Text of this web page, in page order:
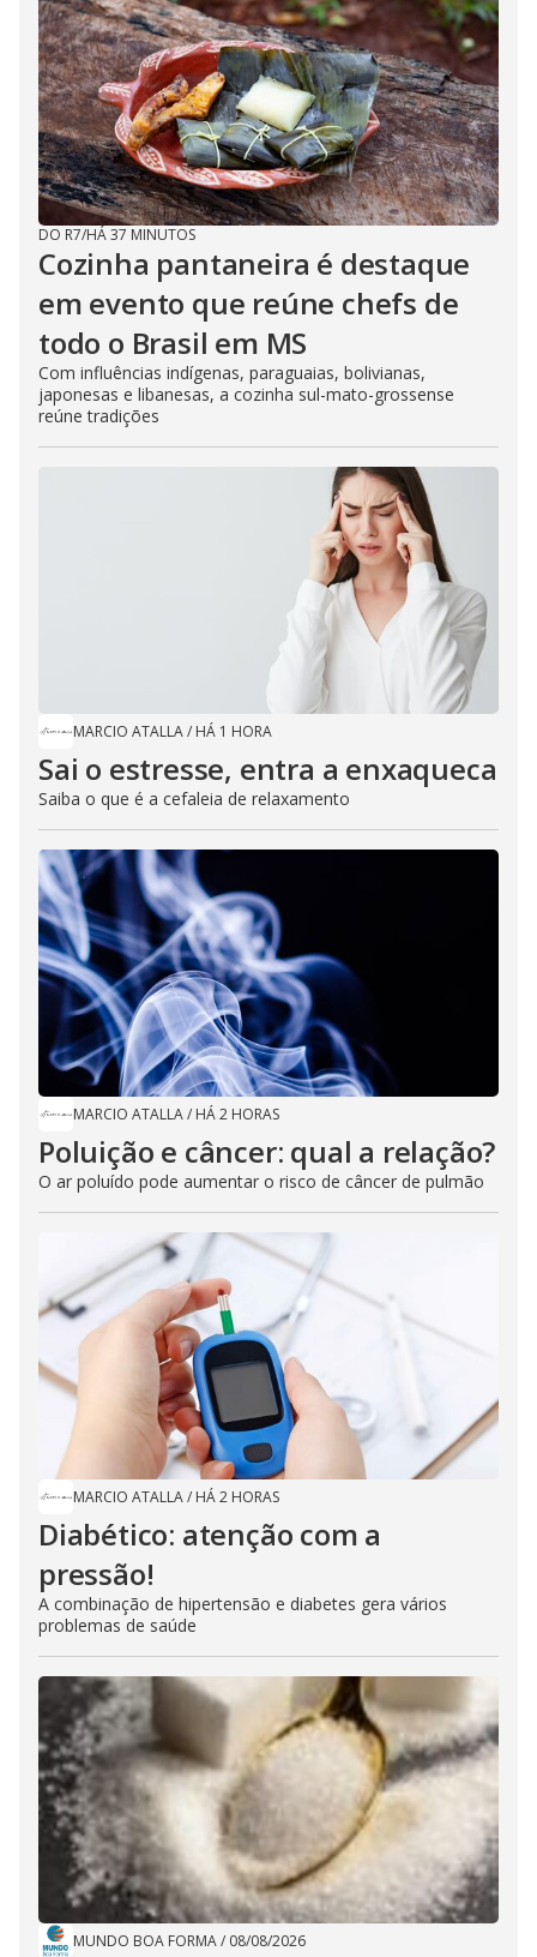
DO R7/HÁ 37 MINUTOS
Cozinha pantaneira é destaque
em evento que reúne chefs de
todo o Brasil em MS
Com influências indígenas, paraguaias, bolivianas,
japonesas e libanesas, a cozinha sul-mato-grossense
reúne tradições
MARCIO ATALLA/ HÁ 1 HORA
Sai o estresse, entra a enxaqueca
Saiba o que é a cefaleia de relaxamento
MARCIO ATALLA/ HÁ 2 HORAS
Poluição e câncer: qual a relação?
O ar poluído pode aumentar o risco de câncer de pulmão
MARCIO ATALLA/ HÁ 2 HORAS
Diabético: atenção com a
pressão!
A combinação de hipertensão e diabetes gera vários
problemas de saúde
MUNDO BOA FORMA/ 08/08/2026